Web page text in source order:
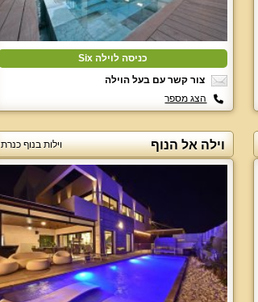
כניסה לוילה Six
צור קשר עם בעל הוילה
הצג מספר
וילה אל הנוף וילות בנוף כנרת